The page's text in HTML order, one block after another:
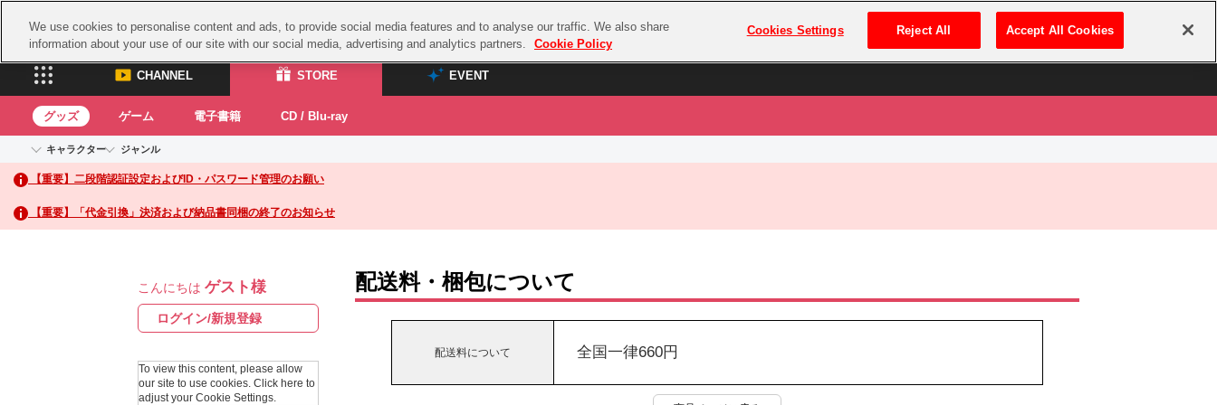
プレミアム会員とは ログイン・新規登録
CHANNEL STORE EVENT
CHANNEL
ASOBI CHANNEL TOP
STORE
ASOBI STORE TOP
グッズ
EVENT
ASOBI STAGE
グッズ ゲーム 電子書籍 CD / Blu-ray
キャラクター
アイドルマスターシリーズ
アイドルマスター
アイドルマスター シンデレラガールズ
アイドルマスター シャイニーカラーズ
学園アイドルマスター
プロジェクトアイマス ヴイアライヴ
テイルズ オブ シリーズ
ナムコクラシック
スサノオマジック
ガンダムシリーズ
ラブライブ！サンシャイン‼
アイドリッシュセブン
ジャンル
イベントグッズ
トイ・ホビー
【重要】二段階認証設定およびID・パスワード管理のお願い
【重要】「代金引換」決済および納品書同梱の終了のお知らせ
こんにちは ゲスト様
ログイン/新規登録
To view this content, please allow
our site to use cookies. Click here to
adjust your Cookie Settings.
配送料・梱包について
配送料について 全国一律660円
We use cookies to personalise content and ads, to provide social media features and to analyse our traffic. We also share
information about your use of our site with our social media, advertising and analytics partners.
Cookie Policy
Cookies Settings Reject All Accept All Cookies